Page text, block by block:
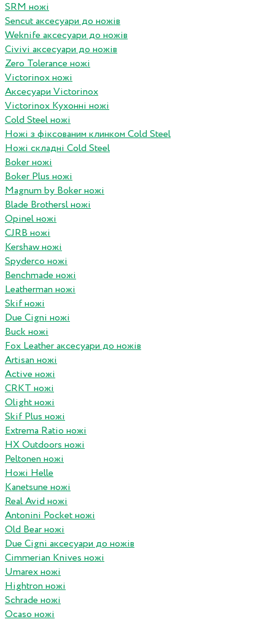
SRM ножі
Sencut аксесуари до ножів
Weknife аксесуари до ножів
Civivi аксесуари до ножів
Zero Tolerance ножі
Victorinox ножі
Аксесуари Victorinox
Victorinox Кухонні ножі
Cold Steel ножі
Ножі з фіксованим клинком Cold Steel
Ножі складні Cold Steel
Boker ножі
Boker Plus ножі
Magnum by Boker ножі
Blade Brothersl ножі
Opinel ножі
CJRB ножі
Kershaw ножі
Spyderco ножі
Benchmade ножі
Leatherman ножі
Skif ножі
Due Cigni ножі
Buck ножі
Fox Leather аксесуари до ножів
Artisan ножі
Active ножі
CRKT ножі
Olight ножі
Skif Plus ножі
Extrema Ratio ножі
HX Outdoors ножі
Peltonen ножі
Ножі Helle
Kanetsune ножі
Real Avid ножі
Antonini Pocket ножі
Old Bear ножі
Due Cigni аксесуари до ножів
Cimmerian Knives ножі
Umarex ножі
Hightron ножі
Schrade ножі
Ocaso ножі